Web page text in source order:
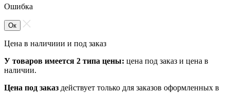
Ошибка
Ок
Цена в наличиии и под заказ
У товаров имеется 2 типа цены: цена под заказ и цена в
наличии.
Цена под заказ действует только для заказов оформленных в